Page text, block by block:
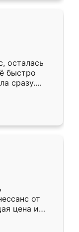
из
здесь.
осталась
быстро
сразу.
к
Собрали
даже
от
цена и
Приехавший